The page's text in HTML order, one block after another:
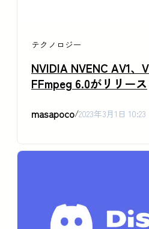
テクノロジー
NVIDIA NVENC AV1
FFmpeg 6.0がリリース
masapoco/2023年3月1日 10:23